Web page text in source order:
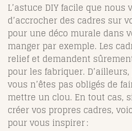
L’astuce DIY facile que nous
d’accrocher des cadres sur
pour une déco murale dans
manger par exemple. Les
relief et demandent
pour les fabriquer.
vous n’êtes pas obligés de
mettre un clou. En tout cas,
créer vos propres cadres,
pour vous inspirer :